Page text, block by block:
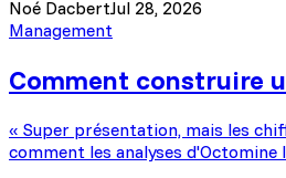
Noé DacbertJul 28, 2026
Management
Comment construire
« Super présentation, mais les
comment les analyses